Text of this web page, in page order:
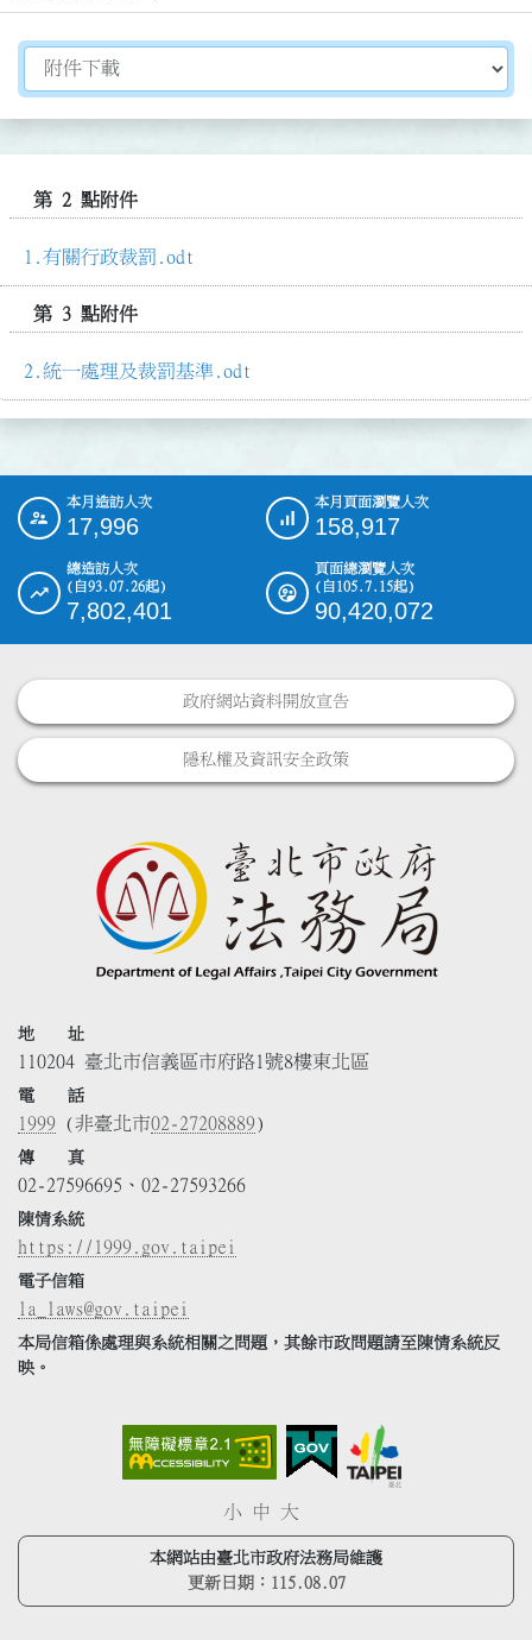
切換選擇法規資訊內容
第 2 點附件
有關行政裁罰.odt
第 3 點附件
統一處理及裁罰基準.odt
::: 本月造訪人次
17,996
本月頁面瀏覽人次
158,917
總造訪人次
(自93.07.26起)
7,802,401
頁面總瀏覽人次
(自105.7.15起)
90,420,072
政府網站資料開放宣告
隱私權及資訊安全政策
地 址
110204 臺北市信義區市府路1號8樓東北區
電 話
1999 (非臺北市02-27208889)
傳 真
02-27596695、02-27593266
陳情系統
https://1999.gov.taipei
電子信箱
la_laws@gov.taipei
本局信箱係處理與系統相關之問題，其餘市政問題請至陳情系統反
映。
小 中 大
本網站由臺北市政府法務局維護
更新日期： 115.08.07